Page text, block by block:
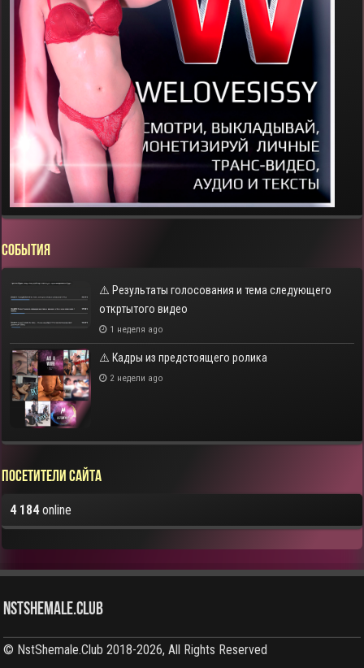
СОБЫТИЯ
⚠️ Результаты голосования и тема следующего
откртытого видео
1 неделя ago
⚠️ Кадры из предстоящего ролика
2 недели ago
Посетители сайта
4 184online
NstShemale.Club
© NstShemale.Club 2018-2026, All Rights Reserved